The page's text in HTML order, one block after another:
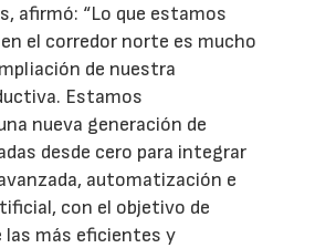
afirmó: “Lo que estamos
el corredor norte es mucho
de nuestra
Estamos
nueva generación de
desde cero para integrar
automatización e
con el objetivo de
más eficientes y